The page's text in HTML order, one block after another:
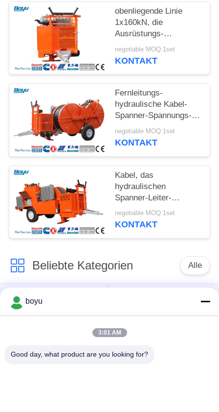
PRIVACY
POLICY
obenliegende Linie
1x160kN, die
Ausrüstungs-
hydraulischen Spanner
mit Wasserkühlungs-
negotiable MOQ:1set
KONTAKT
Fernleitungs-
hydraulische Kabel-
Spanner-Spannungs-
Maschine für
obenliegende Linie
negotiable MOQ:1set
KONTAKT
Kabel, das
hydraulischen
Spanner-Leiter-
Stringing Equipment
Hydraulic-Kabel-
negotiable MOQ:1set
KONTAKT
Beliebte Kategorien Alle
Übertragungsleitung,
die Ausrüstung
Spannung, die
Gegendrehdrahtseil
boyu
3:01 AM
Good day, what product are you looking for?